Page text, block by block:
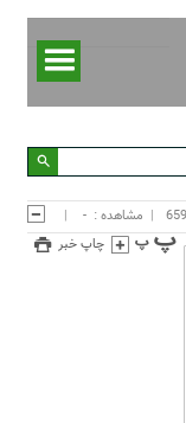
مشاهده : -
چاپ خبر